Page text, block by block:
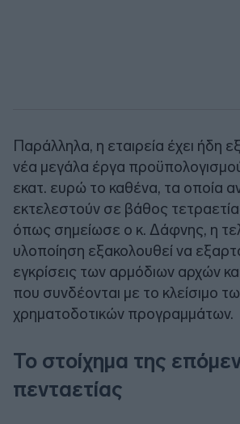
Παράλληλα, η εταιρεία έχει ήδη
νέα μεγάλα έργα
εκατ. ευρώ το καθένα, τα οποία
εκτελεστούν σε βάθος
όπως σημείωσε ο κ. Δάφνης, η
υλοποίηση εξακολουθεί να
εγκρίσεις των αρμόδιων αρχών και
που συνδέονται με το κλείσιμο
χρηματοδοτικών προγραμμάτων.
Το στοίχημα της
πενταετίας